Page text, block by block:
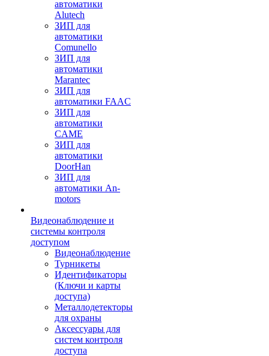
автоматики
Alutech
ЗИП для
автоматики
Comunello
ЗИП для
автоматики
Marantec
ЗИП для
автоматики FAAC
ЗИП для
автоматики
CAME
ЗИП для
автоматики
DoorHan
ЗИП для
автоматики An-
motors
Видеонаблюдение и
системы контроля
доступом
Видеонаблюдение
Турникеты
Идентификаторы
(Ключи и карты
доступа)
Металлодетекторы
для охраны
Аксессуары для
систем контроля
доступа